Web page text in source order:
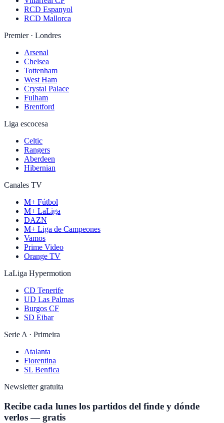
RCD Espanyol
RCD Mallorca
Premier · Londres
Arsenal
Chelsea
Tottenham
West Ham
Crystal Palace
Fulham
Brentford
Liga escocesa
Celtic
Rangers
Aberdeen
Hibernian
Canales TV
M+ Fútbol
M+ LaLiga
DAZN
M+ Liga de Campeones
Vamos
Prime Video
Orange TV
LaLiga Hypermotion
CD Tenerife
UD Las Palmas
Burgos CF
SD Eibar
Serie A · Primeira
Atalanta
Fiorentina
SL Benfica
Newsletter gratuita
Recibe cada lunes los partidos del finde y dónde
verlos — gratis